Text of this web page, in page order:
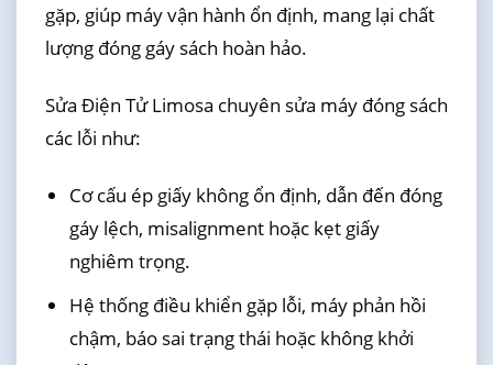
gặp, giúp máy vận hành ổn định, mang lại chất
lượng đóng gáy sách hoàn hảo.
Sửa Điện Tử Limosa chuyên sửa máy đóng sách
các lỗi như:
Cơ cấu ép giấy không ổn định, dẫn đến đóng
gáy lệch, misalignment hoặc kẹt giấy
nghiêm trọng.
Hệ thống điều khiển gặp lỗi, máy phản hồi
chậm, báo sai trạng thái hoặc không khởi